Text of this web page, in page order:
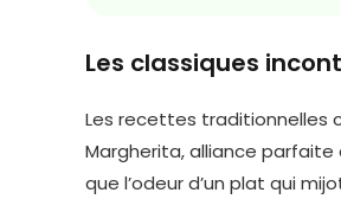
Les classiques
Les recettes traditionnelles
Margherita, alliance
que l’odeur d’un plat qui